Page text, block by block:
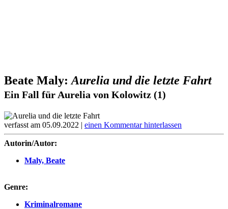
Beate Maly: Aurelia und die letzte Fahrt
Ein Fall für Aurelia von Kolowitz (1)
verfasst am 05.09.2022 | einen Kommentar hinterlassen
Autorin/Autor:
Maly, Beate
Genre:
Kriminalromane